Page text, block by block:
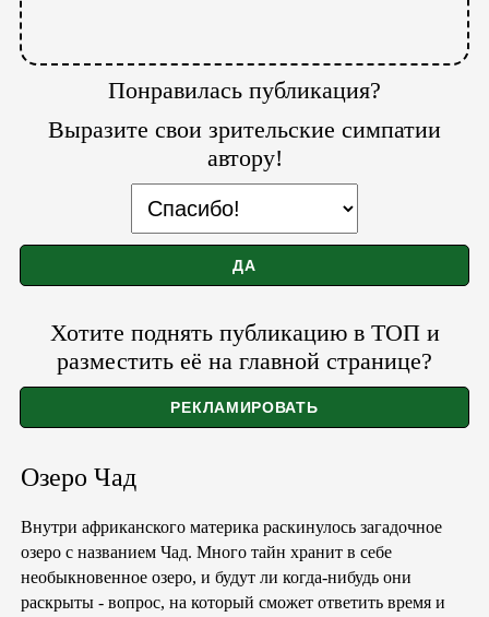
Понравилась публикация?
Выразите свои зрительские симпатии
автору!
Хотите поднять публикацию в ТОП и
разместить её на главной странице?
Озеро Чад
Внутри африканского материка раскинулось загадочное
озеро с названием Чад. Много тайн хранит в себе
необыкновенное озеро, и будут ли когда-нибудь они
раскрыты - вопрос, на который сможет ответить время и